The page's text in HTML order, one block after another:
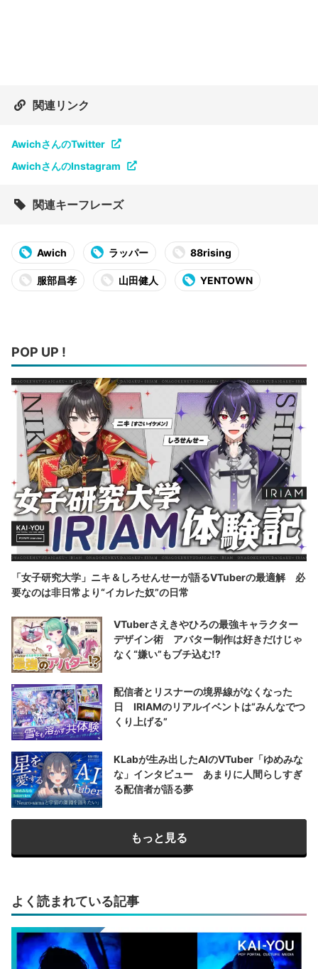
関連リンク
AwichさんのTwitter
AwichさんのInstagram
関連キーフレーズ
Awich ラッパー 88rising
服部昌孝 山田健人 YENTOWN
POP UP !
「女子研究大学」ニキ＆しろせんせーが語るVTuberの最適解 必
要なのは非日常より“イカレた奴”の日常
VTuberさえきやひろの最強キャラクター
デザイン術 アバター制作は好きだけじゃ
なく“嫌い”もブチ込む!?
配信者とリスナーの境界線がなくなった
日 IRIAMのリアルイベントは“みんなでつ
くり上げる”
KLabが生み出したAIのVTuber「ゆめみな
な」インタビュー あまりに人間らしすぎ
る配信者が語る夢
もっと見る
よく読まれている記事